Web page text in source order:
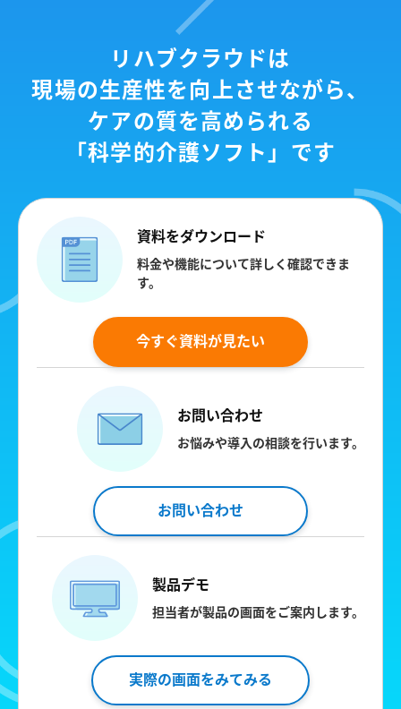
リハブクラウドは
現場の生産性を向上させながら、
ケアの質を高められる
「科学的介護ソフト」です
資料をダウンロード
料金や機能について詳しく確認できま
す。
今すぐ資料が見たい
お問い合わせ
お悩みや導入の相談を行います。
お問い合わせ
製品デモ
担当者が製品の画面をご案内します。
実際の画面をみてみる